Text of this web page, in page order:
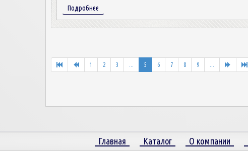
Подробнее
1 2 3 5 6 7 8 9
Главная Каталог О компании